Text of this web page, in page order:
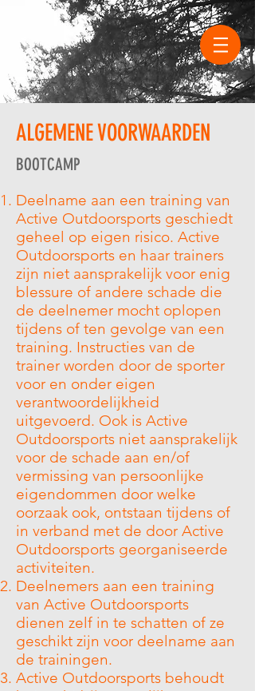
ALGEMENE VOORWAARDEN
BOOTCAMP
Deelname aan een training van
Active Outdoorsports geschiedt
geheel op eigen risico. Active
Outdoorsports en haar trainers
zijn niet aansprakelijk voor enig
blessure of andere schade die
de deelnemer mocht oplopen
tijdens of ten gevolge van een
training. Instructies van de
trainer worden door de sporter
voor en onder eigen
verantwoordelijkheid
uitgevoerd. Ook is Active
Outdoorsports niet aansprakelijk
voor de schade aan en/of
vermissing van persoonlijke
eigendommen door welke
oorzaak ook, ontstaan tijdens of
in verband met de door Active
Outdoorsports georganiseerde
activiteiten.
Deelnemers aan een training
van Active Outdoorsports
dienen zelf in te schatten of ze
geschikt zijn voor deelname aan
de trainingen.
Active Outdoorsports behoudt